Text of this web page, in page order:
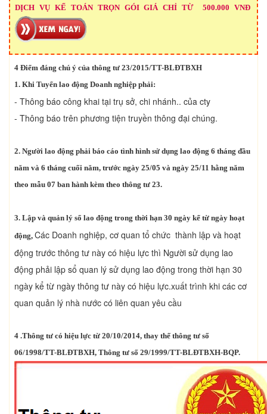
DỊCH VỤ KẾ TOÁN TRỌN GÓI GIÁ CHỈ TỪ 500.000 VNĐ
4 Điểm đáng chú ý của thông tư 23/2015/TT-BLĐTBXH
1. Khi Tuyển lao động Doanh nghiệp phải:
- Thông báo công khai tại trụ sở, chi nhánh.. của cty
- Thông báo trên phương tiện truyền thông đại chúng.
2. Người lao động phải báo cáo tình hình sử dụng lao động 6 tháng đầu
năm và 6 tháng cuối năm, trước ngày 25/05 và ngày 25/11 hằng năm
theo mẫu 07 ban hành kèm theo thông tư 23.
3. Lập và quản lý sổ lao động trong thời hạn 30 ngày kể từ ngày hoạt
động, Các Doanh nghiệp, cơ quan tổ chức thành lập và hoạt
động trước thông tư này có hiệu lực thì Người sử dụng lao
động phải lập sổ quan lý sử dụng lao động trong thời hạn 30
ngày kể từ ngày thông tư này có hiệu lực.xuất trình khi các cơ
quan quản lý nhà nước có liên quan yêu cầu
4 .Thông tư có hiệu lực từ 20/10/2014, thay thế thông tư số
06/1998/TT-BLĐTBXH, Thông tư số 29/1999/TT-BLĐTBXH-BQP.